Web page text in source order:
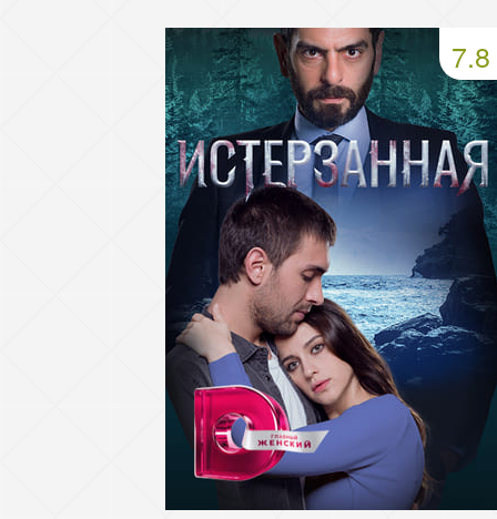
50 серия
51 серия
54 серия
55 серия
58 серия
59 серия
62 серия
63 серия
66 серия
67 серия
70 серия
71 серия
74 серия
75 серия
78 серия
79 серия
82 серия
83 серия
7.8